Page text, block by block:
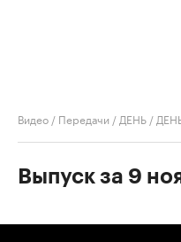
Видео / Передачи / ДЕНЬ /
Выпуск за 9